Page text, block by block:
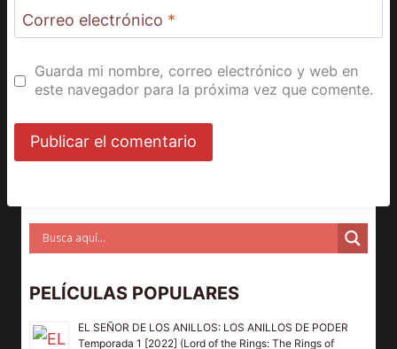
Correo electrónico *
Guarda mi nombre, correo electrónico y web en
este navegador para la próxima vez que comente.
PELÍCULAS POPULARES
EL SEÑOR DE LOS ANILLOS: LOS ANILLOS DE PODER
Temporada 1 [2022] (Lord of the Rings: The Rings of